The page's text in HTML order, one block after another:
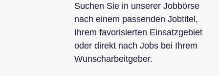
Suchen Sie in unserer Jobbörse
nach einem passenden Jobtitel,
Ihrem favorisierten Einsatzgebiet
oder direkt nach Jobs bei Ihrem
Wunscharbeitgeber.